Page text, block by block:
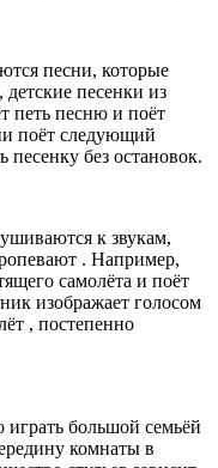
песни, которые
песенки из
петь песню и поёт
поёт следующий
песенку без остановок.
к звукам,
. Например,
самолёта и поёт
изображает голосом
, постепенно
играть большой семьёй
комнаты в